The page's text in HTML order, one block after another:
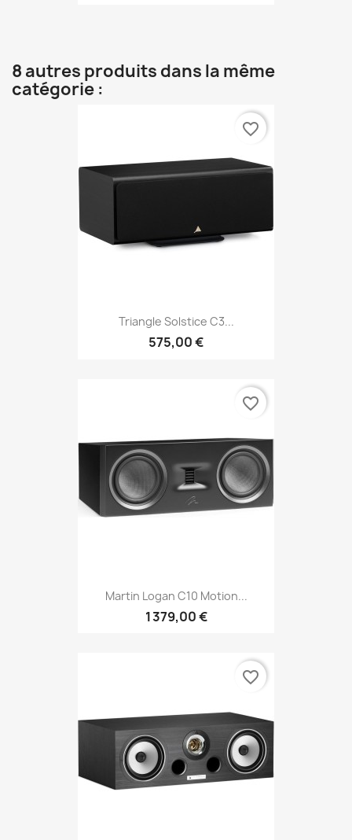
8 autres produits dans la même
catégorie :
Triangle Solstice C3...
575,00 €
favorite_border
Martin Logan C10 Motion...
1 379,00 €
favorite_border
favorite_border